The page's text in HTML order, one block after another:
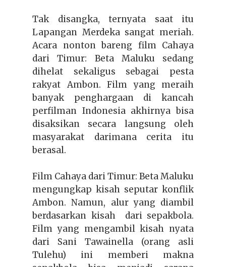
Tak disangka, ternyata saat itu
Lapangan Merdeka sangat meriah.
Acara nonton bareng film Cahaya
dari Timur: Beta Maluku sedang
dihelat sekaligus sebagai pesta
rakyat Ambon. Film yang meraih
banyak penghargaan di kancah
perfilman Indonesia akhirnya bisa
disaksikan secara langsung oleh
masyarakat darimana cerita itu
berasal.
Film Cahaya dari Timur: Beta Maluku
mengungkap kisah seputar konflik
Ambon. Namun, alur yang diambil
berdasarkan kisah
dari sepakbola.
Film yang mengambil kisah nyata
dari Sani Tawainella (orang asli
Tulehu) ini memberi makna